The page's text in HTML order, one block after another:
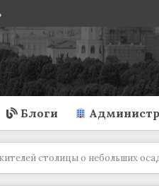
Блоги
столицы о небольших